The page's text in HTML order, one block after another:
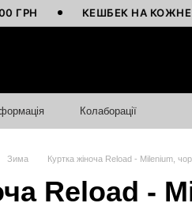
КЕШБЕК НА КОЖНЕ
Колаборації
Зима Куртка жіноча Reload - Milenium,
Reload -